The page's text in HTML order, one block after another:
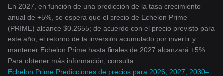
En 2027, en función de una predicción de la tasa crecimiento
anual de +5%, se espera que el precio de Echelon Prime
(PRIME) alcance $0.2655; de acuerdo con el precio previsto para
este año, el retorno de la inversión acumulado por invertir y
mantener Echelon Prime hasta finales de 2027 alcanzará +5%.
Para obtener más información, consulta:
Echelon Prime Predicciones de precios para 2026, 2027, 2030–